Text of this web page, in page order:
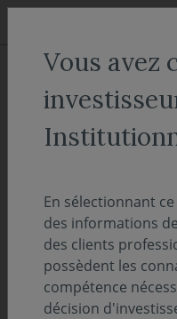
Aller au menu
Aller au contenu
ACCUEIL Actualités
Wave Online
Valente
NOS FONDS 10 juin 2025
Temps de lecture :2
Vous avez
En sélectionnant
des informations
des clients
possèdent les
compétence
décision